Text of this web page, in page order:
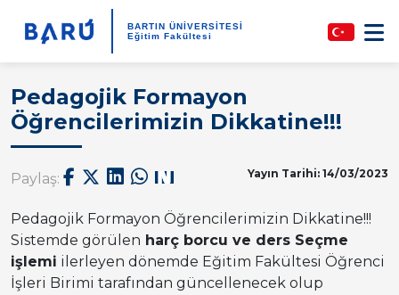
BARTIN ÜNİVERSİTESİ
Eğitim Fakültesi
Pedagojik Formayon
Öğrencilerimizin Dikkatine!!!
Paylaş: Yayın Tarihi: 14/03/2023
Pedagojik Formayon Öğrencilerimizin Dikkatine!!!
Sistemde görülen harç borcu ve ders Seçme
işlemi ilerleyen dönemde Eğitim Fakültesi Öğrenci
İşleri Birimi tarafından güncellenecek olup